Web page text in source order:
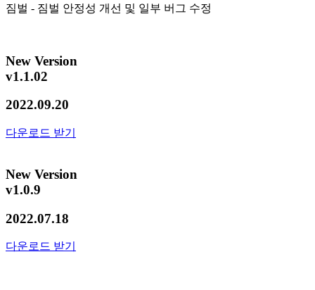
짐벌 - 짐벌 안정성 개선 및 일부 버그 수정
New Version
v1.1.02
2022.09.20
다운로드 받기
New Version
v1.0.9
2022.07.18
다운로드 받기